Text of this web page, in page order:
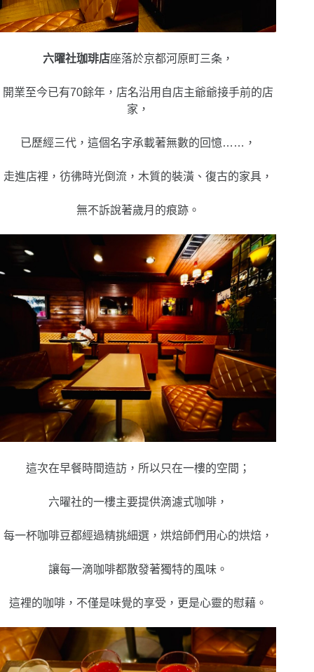
六曜社珈琲店座落於京都河原町三条，
開業至今已有70餘年，店名沿用自店主爺爺接手前的店
家，
已歷經三代，這個名字承載著無數的回憶……，
走進店裡，彷彿時光倒流，木質的裝潢、復古的家具，
無不訴說著歲月的痕跡。
這次在早餐時間造訪，所以只在一樓的空間；
六曜社的一樓主要提供滴濾式咖啡，
每一杯咖啡豆都經過精挑細選，烘焙師們用心的烘焙，
讓每一滴咖啡都散發著獨特的風味。
這裡的咖啡，不僅是味覺的享受，更是心靈的慰藉。